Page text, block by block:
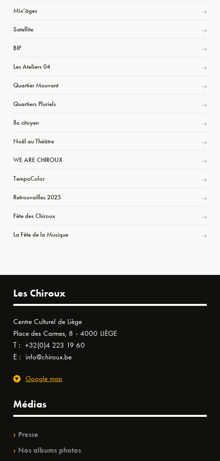
Mix’âges
Satellite
BIP
Les Ateliers 04
Quartier Mouvant
Quartiers Pluriels
Ilo citoyen
Noël au Théâtre
WE ARE CHIROUX
TempoColor
Retrouvailles 2025
Fête des Chiroux
La Fête de la Musique
Les Chiroux
Centre Culturel de Liège
Place des Carmes, 8 - 4000 LIÈGE
T : +32(0)4 223 19 60
E : info@chiroux.be
Google map
Médias
Presse
Nos albums photos